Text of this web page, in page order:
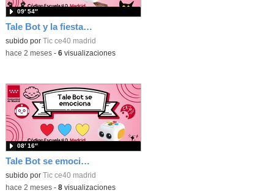
Tale Bot y la fiesta de Halloween
subido por Tic ce40 madrid
09′ 54″
-hace 2 meses- 6visualizaciones
Tale Bot se emociona
subido por Tic ce40 madrid
08′ 16″
-hace 2 meses- 8visualizaciones